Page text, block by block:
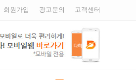
회원가입 광고문의 고객센터